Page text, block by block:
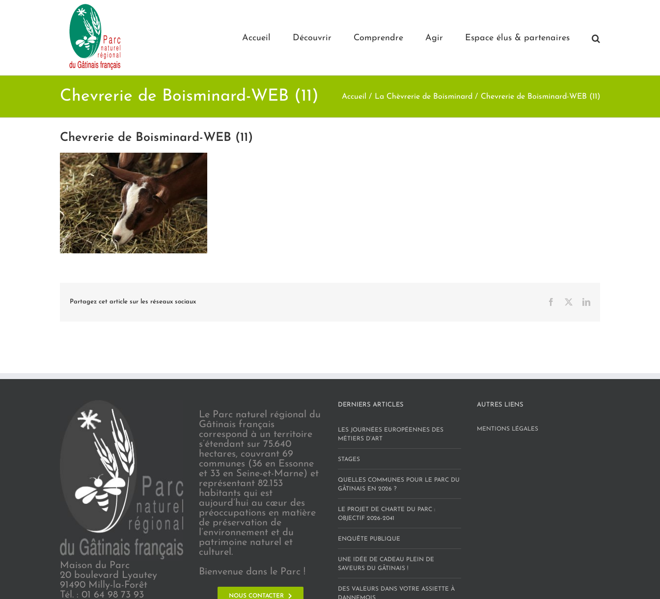
Accueil Découvrir Comprendre Agir Espace élus & partenaires
Chevrerie de Boisminard-WEB (11) Accueil La Chèvrerie de Boisminard Chevrerie de Boisminard-WEB (11)
Chevrerie de Boisminard-WEB (11)
Partagez cet article sur les réseaux sociaux Facebook LinkedIn
Maison du Parc
20 boulevard Lyautey
91490 Milly-la-Forêt
Tél. : 01 64 98 73 93
Le Parc naturel régional du
Gâtinais français
correspond à un territoire
s’étendant sur 75.640
hectares, couvrant 69
communes (36 en Essonne
et 33 en Seine-et-Marne) et
représentant 82.153
habitants qui est
aujourd’hui au cœur des
préoccupations en matière
de préservation de
l’environnement et du
patrimoine naturel et
culturel.
Bienvenue dans le Parc !
NOUS CONTACTER
DERNIERS ARTICLES
LES JOURNÉES EUROPÉENNES DES
MÉTIERS D’ART
STAGES
QUELLES COMMUNES POUR LE PARC DU
GÂTINAIS EN 2026 ?
LE PROJET DE CHARTE DU PARC :
OBJECTIF 2026-2041
ENQUÊTE PUBLIQUE
UNE IDÉE DE CADEAU PLEIN DE
SAVEURS DU GÂTINAIS !
DES VALEURS DANS VOTRE ASSIETTE À
AUTRES LIENS
MENTIONS LÉGALES